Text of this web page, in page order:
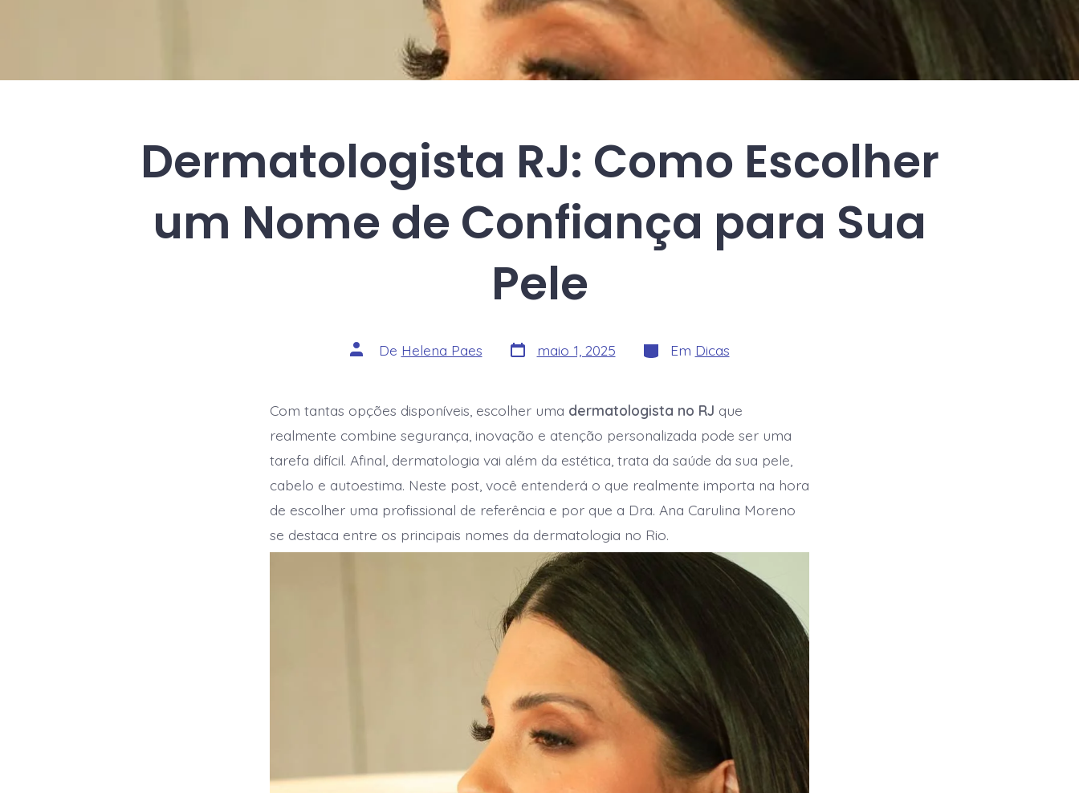
Dermatologista RJ: Como Escolher
um Nome de Confiança para Sua
Pele
Autor
do
De Helena Paes Data
do
maio 1, 2025 Categorias
Em Dicas
Com tantas opções disponíveis, escolher uma dermatologista no RJ que
realmente combine segurança, inovação e atenção personalizada pode ser uma
tarefa difícil. Afinal, dermatologia vai além da estética, trata da saúde da sua pele,
cabelo e autoestima. Neste post, você entenderá o que realmente importa na hora
de escolher uma profissional de referência e por que a Dra. Ana Carulina Moreno
se destaca entre os principais nomes da dermatologia no Rio.